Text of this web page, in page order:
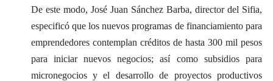
De este modo, José Juan Sánchez Barba, director del Sifia,
especificó que los nuevos programas de financiamiento para
emprendedores contemplan créditos de hasta 300 mil pesos
para iniciar nuevos negocios; así como subsidios para
micronegocios y el desarrollo de proyectos productivos